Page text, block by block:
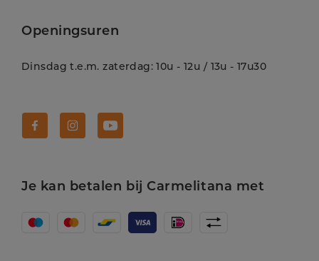
Openingsuren
Dinsdag t.e.m. zaterdag: 10u - 12u / 13u - 17u30
Je kan betalen bij Carmelitana met